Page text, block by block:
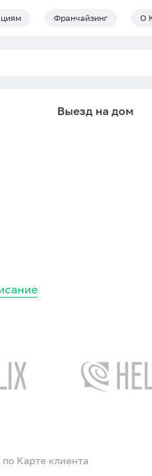
Франчайзинг О
Выезд на дом
Карте клиента